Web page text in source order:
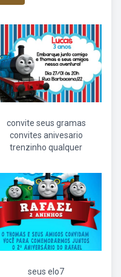
convite seus gramas
convites anivesario
trenzinho qualquer
seus elo7